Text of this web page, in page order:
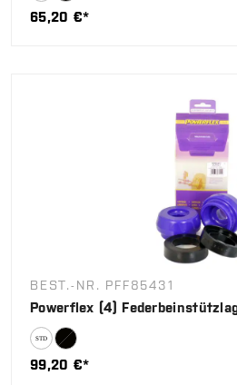
65,20 €*
BEST.-NR. PFF85431
Powerflex (4)
99,20 €*